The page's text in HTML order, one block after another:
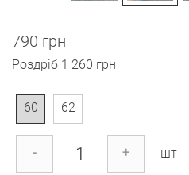
790 грн
Роздріб 1 260 грн
60 62
- + шт